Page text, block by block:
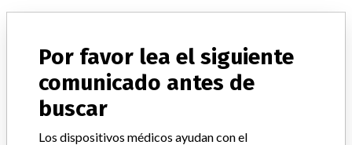
Modelo / Serial Model: , Affected: Models U225, U226, U228
Manufacturer
Por favor lea el siguiente
comunicado antes de
buscar
Los dispositivos médicos ayudan con el